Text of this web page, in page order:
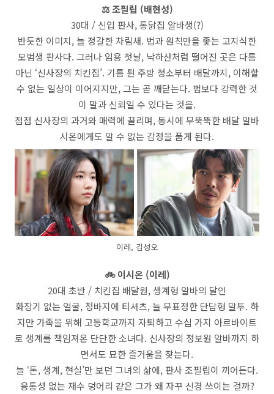
⚖️ 조필립 (배현성)
30대 / 신입 판사, 통닭집 알바생(?)
반듯한 이미지, 늘 정갈한 차림새. 법과 원칙만을 좇는 고지식한
모범생 판사다. 그러나 임용 첫날, 낙하산처럼 떨어진 곳은 다름
아닌 ‘신사장의 치킨집’. 기름 튄 주방 청소부터 배달까지, 이해할
수 없는 일상이 이어지지만, 그는 곧 깨닫는다. 법보다 강력한 것
이 말과 신뢰일 수 있다는 것을.
점점 신사장의 과거와 매력에 끌리며, 동시에 무뚝뚝한 배달 알바
시온에게도 알 수 없는 감정을 품게 된다.
이레, 김성오
🚲 이시온 (이레)
20대 초반 / 치킨집 배달원, 생계형 알바의 달인
화장기 없는 얼굴, 청바지에 티셔츠, 늘 무표정한 단답형 말투. 하
지만 가족을 위해 고등학교까지 자퇴하고 수십 가지 아르바이트
로 생계를 책임져온 단단한 소녀다. 신사장의 정보원 알바까지 하
면서도 묘한 즐거움을 찾는다.
늘 ‘돈, 생계, 현실’만 보던 그녀의 삶에, 판사 조필립이 끼어든다.
융통성 없는 재수 덩어리 같은 그가 왜 자꾸 신경 쓰이는 걸까?